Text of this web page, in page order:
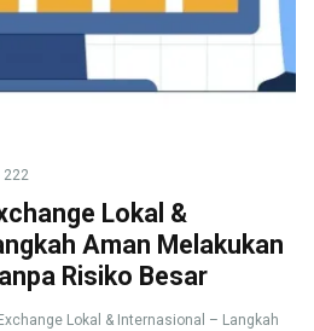
222
Lokal &
Aman Melakukan
Risiko Besar
Lokal & Internasional – Langkah